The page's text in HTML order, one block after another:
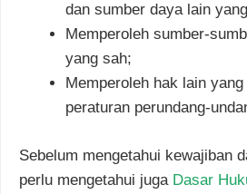
dan sumber daya lain
Memperoleh sumber-
yang sah;
Memperoleh hak lain
peraturan perundang-
Sebelum mengetahui kewajiban
perlu mengetahui juga Dasar